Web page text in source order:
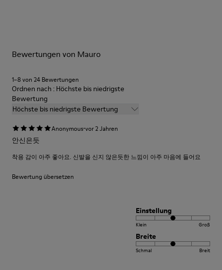
Bewertungen von Mauro
1–8 von 24 Bewertungen
Ordnen nach : Höchste bis niedrigste
Bewertung
Höchste bis niedrigste Bewertung
Anonymous·vor 2 Jahren
안신은듯
착용 감이 아주 좋아요. 신발을 신지 않은듯한 느낌이 아주 마음에 들어요
Bewertung übersetzen
Einstellung
Klein Groß
Breite
Schmal Breit